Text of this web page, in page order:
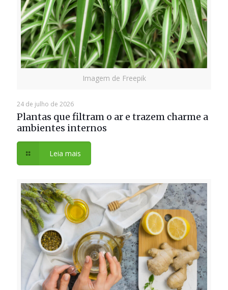
Imagem de Freepik
24 de julho de 2026
Plantas que filtram o ar e trazem charme a
ambientes internos
Leia mais